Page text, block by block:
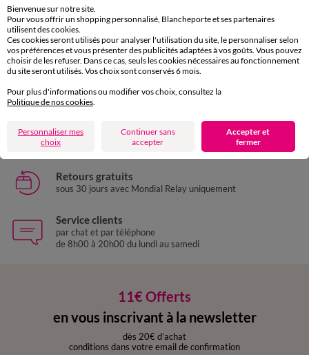
Maxi culotte
Payez plus tard ou en plusieurs fois
Livraison express
domicile, relais, consignes automatiques
Retours gratuits
sous 30 jours avec Mondial Relay uniquement
Service clients
par chat et par téléphone
de 8h00 à 20h00 du lundi au samedi
11€ Offerts
en vous inscrivant à la newsletter
dès 20€ d’achat
conditions dans votre email de confirmation
Bienvenue sur notre site.
Pour vous offrir un shopping personnalisé, Blancheporte et ses partenaires
utilisent des cookies.
Ces cookies seront utilisés pour analyser l'utilisation du site, le personnaliser selon
vos préférences et vous présenter des publicités adaptées à vos goûts. Vous pouvez
choisir de les refuser. Dans ce cas, seuls les cookies nécessaires au fonctionnement
du site seront utilisés. Vos choix sont conservés 6 mois.
Pour plus d'informations ou modifier vos choix, consultez la
Politique de nos cookies.
Personnaliser mes
choix
Continuer sans
accepter
Accepter et
fermer